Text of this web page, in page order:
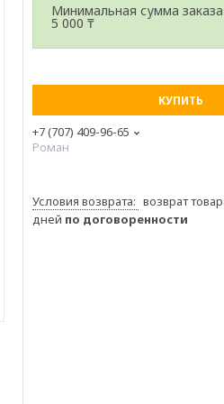
Минимальная сумма
5 000 ₸
КУПИТЬ
+7 (707) 409-96-65
Роман
возврат
дней по договоренности